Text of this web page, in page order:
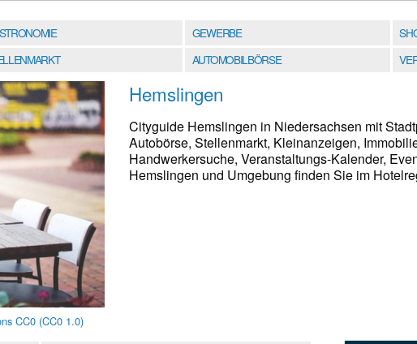
GEWERBE
AUTOMOBILBÖRSE
CC0 (CC0 1.0)
Hemslingen
Cityguide Hemslingen in Niedersachsen mit
Autobörse, Stellenmarkt, Kleinanzeigen,
Handwerkersuche, Veranstaltungs-Kalender,
Hemslingen und Umgebung finden Sie im